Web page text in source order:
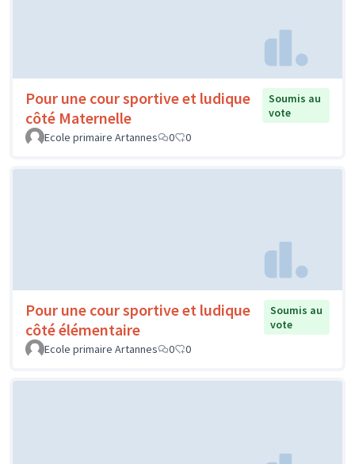
Pour une cour sportive et ludique
côté Maternelle
Soumis au
vote
Ecole primaire Artannes
0 0
Pour une cour sportive et ludique
côté élémentaire
Soumis au
vote
Ecole primaire Artannes
0 0